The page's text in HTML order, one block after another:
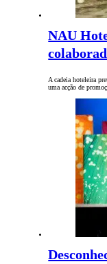
NAU
A cadeia hoteleira
uma acção de